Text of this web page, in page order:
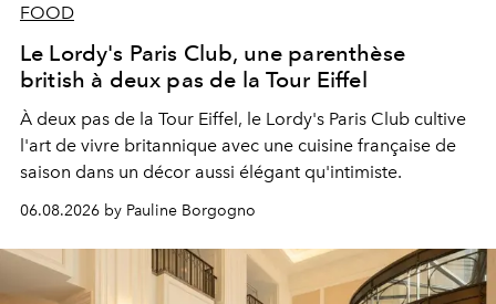
FOOD
Le Lordy's Paris Club, une parenthèse
british à deux pas de la Tour Eiffel
À deux pas de la Tour Eiffel, le Lordy's Paris Club cultive
l'art de vivre britannique avec une cuisine française de
saison dans un décor aussi élégant qu'intimiste.
06.08.2026 by Pauline Borgogno